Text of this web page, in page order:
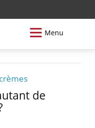
Menu
de